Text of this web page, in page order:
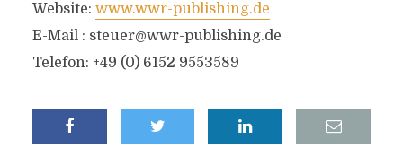
Website: www.wwr-publishing.de
E-Mail : steuer@wwr-publishing.de
Telefon: +49 (0) 6152 9553589